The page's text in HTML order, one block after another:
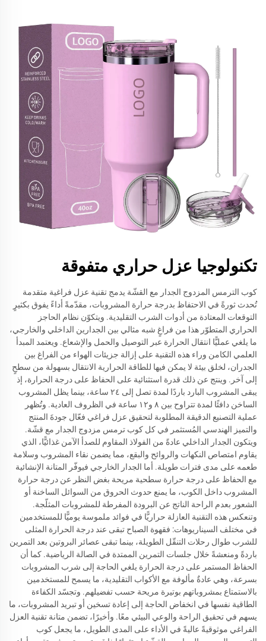
تكنولوجيا عزل حراري متفوقة
كوب الترمس المزدوج الجدار مع القشّة يدمج تقنية عزل فراغية متقدمة
تُحدث ثورةً في الاحتفاظ بدرجة حرارة المشروبات، مقدّمةً أداءً يفوق بكثيرٍ
التوقعات المعتادة من أدوات الشرب التقليدية. ويتكوّن نظام الحاجز
الحراري المتطوّر هذا من فراغٍ شبه مثالي بين الجدارين الداخلي والخارجي،
ما يلغي عمليًّا انتقال الحرارة عبر التوصيل والحمل والإشعاع. ويعتمد المبدأ
العلمي الكامن وراء هذه التقنية على إزالة جزيئات الهواء من الفراغ بين
الجدران، لخلق بيئة لا يمكن فيها للطاقة الحرارية الانتقال بسهولة من سطحٍ
إلى آخر. وينتج عن ذلك قدرة استثنائية على الحفاظ على درجة الحرارة، إذ
يبقى المشروب البارد باردًا لمدة تصل إلى ٢٤ ساعة، بينما يظل المشروب
الساخن دافئًا لمدة تتراوح بين ٨ و١٢ ساعة في الظروف العادية. وتُظهر
عملية التصنيع الدقيقة المطلوبة لتحقيق عزل فراغي فعّال جودةَ المنتج
والتميز الهندسي المُستثمر في كل كوب ترمس مزدوج الجدار مع قشّة.
ويتكون الجدار الداخلي عادةً من الفولاذ المقاوم للصدأ الآمن غذائيًّا، الذي
يقاوم امتصاص النكهات والروائح والبقع، مما يضمن نقاء المشروب وسلامة
طعمه على مدى فترات طويلة. أما الجدار الخارجي فيوفّر المتانة الإنشائية
مع الحفاظ على درجة حرارة سطحية مريحة بغض النظر عن درجة حرارة
المشروب داخل الكوب، ما يمنع حدوث الحروق من السوائل الساخنة أو
الشعور بعدم الراحة الناتج عن البرودة المفرطة للمشروبات المثلّجة.
وتنعكس هذه التقنية العازلة حراريًّا في فوائد ملموسة يوميًّا للمستخدمين
في مختلف السيناريوهات: فقهوة الصباح تبقى عند درجة الحرارة المثلى
للشرب طوال رحلات التنقّل الطويلة، بينما تبقى عصائر البروتين بعد التمرين
باردةً ومنعشةً خلال جلسات التمرين الممتدة في الصالة الرياضية. كما أن
الحفاظ المستمر على درجة الحرارة يلغي الحاجة إلى شرب المشروبات
بسرعة، وهي عادةٌ مألوفة مع الأكواب التقليدية، ما يسمح للمستخدمين
بالاستمتاع بمشروباتهم بوتيرة مريحة حسب تفضيلهم. وتجسّد الكفاءة
الطاقية نفسها في انخفاض الحاجة إلى إعادة تسخين أو تبريد المشروبات، ما
يسهم في تحقيق الراحة والوعي البيئي معًا. وأخيرًا، تضمن متانة تقنية العزل
الفراغي موثوقيةً عاليةً في الأداء على المدى الطويل، ما يجعل كوب